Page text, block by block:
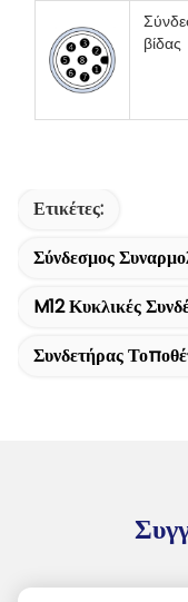
βίδας
Ετικέτες:
Σύνδεσμος
M12 Κυκλικές
Συνδετήρας